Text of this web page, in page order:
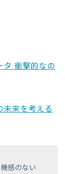
タ 衝撃的なの
未来を考える
感のない